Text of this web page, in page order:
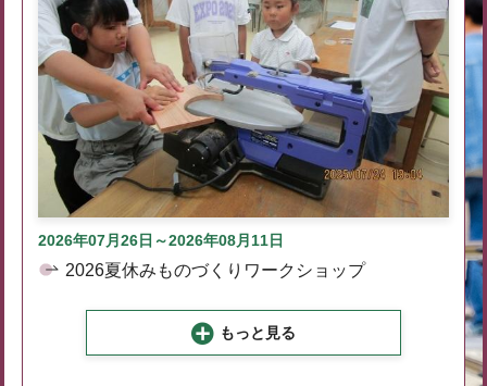
2026年07月26日～2026年08月11日
2026夏休みものづくりワークショップ
もっと見る